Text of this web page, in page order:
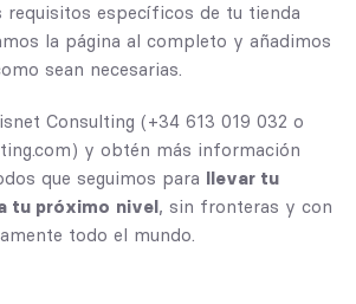
específicos de tu tienda
la página al completo y añadimos
sean necesarias.
Consulting (+34 613 019 032 o
) y obtén más información
que seguimos para llevar tu
tu próximo nivel, sin fronteras y con
todo el mundo.